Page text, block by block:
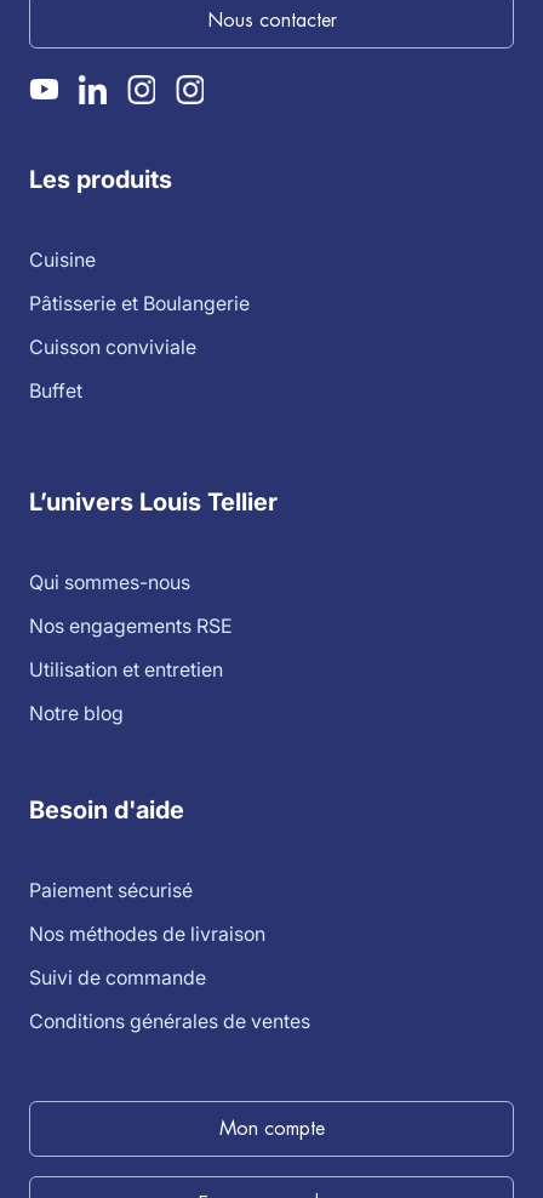
Nous contacter
Les produits
Cuisine
Pâtisserie et Boulangerie
Cuisson conviviale
Buffet
L’univers Louis Tellier
Qui sommes-nous
Nos engagements RSE
Utilisation et entretien
Notre blog
Besoin d'aide
Paiement sécurisé
Nos méthodes de livraison
Suivi de commande
Conditions générales de ventes
Mon compte